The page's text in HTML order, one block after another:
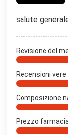
salute
Revisione del
Recensioni
Composizione
Prezzo